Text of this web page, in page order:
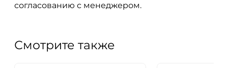
согласованию с менеджером.
Смотрите также